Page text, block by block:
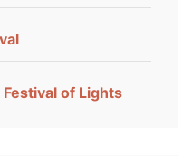
of Lights